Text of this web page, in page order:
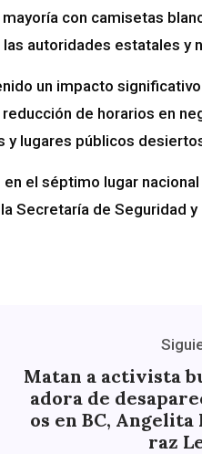
con camisetas
autoridades estatales y
un impacto
de horarios en
y lugares públicos
el séptimo lugar
Secretaría de Seguridad
Matan a activista
adora de
os en BC, Angelita
raz